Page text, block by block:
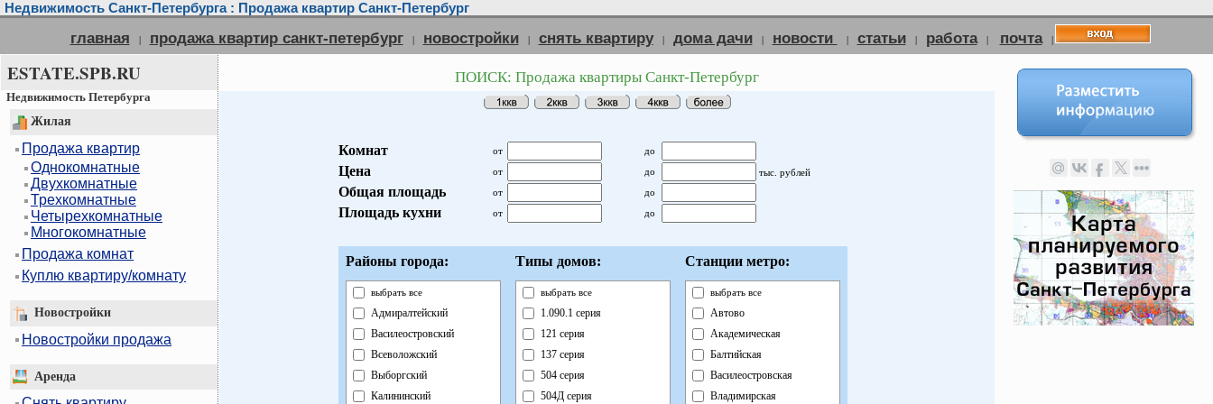
Недвижимость Санкт-Петербурга : Продажа квартир Санкт-Петербург
главная | продажа квартир санкт-петербург | новостройки | снять квартиру | дома дачи | новости | статьи | работа | почта |
ESTATE.SPB.RU
Недвижимость Петербурга
Жилая
Продажа квартир
Однокомнатные
Двухкомнатные
Трехкомнатные
Четырехкомнатные
Многокомнатные
Продажа комнат
Куплю квартиру/комнату
Новостройки
Новостройки продажа
Аренда
ПОИСК: Продажа квартиры Санкт-Петербург
Комнат от до
Цена от до тыс. рублей
Общая площадь от до
Площадь кухни от до
Районы города:
выбрать все
Адмиралтейский
Василеостровский
Всеволожский
Выборгский
Калининский
Типы домов:
выбрать все
1.090.1 серия
121 серия
137 серия
504 серия
504Д серия
Станции метро:
выбрать все
Автово
Академическая
Балтийская
Василеостровская
Владимирская